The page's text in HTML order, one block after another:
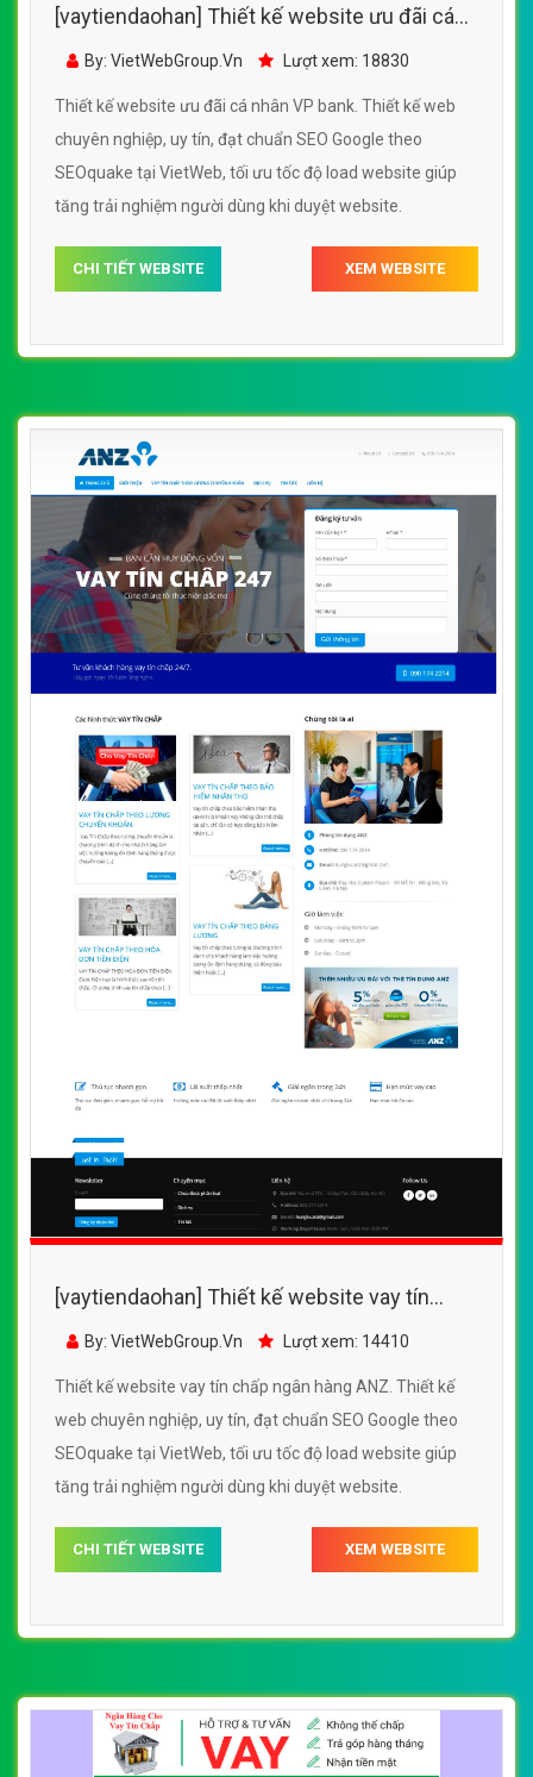
[vaytiendaohan] Thiết kế website ưu đãi cá
nhân VP bank đẹp, chuyên nghiệp chuẩn
By: VietWebGroup.Vn Lượt xem: 18830
Thiết kế website ưu đãi cá nhân VP bank. Thiết kế web
chuyên nghiệp, uy tín, đạt chuẩn SEO Google theo
SEOquake tại VietWeb, tối ưu tốc độ load website giúp
tăng trải nghiệm người dùng khi duyệt website.
CHI TIẾT WEBSITE XEM WEBSITE
[vaytiendaohan] Thiết kế website vay tín
chấp ngân hàng ANZ đẹp SEO nhanh hiệu
By: VietWebGroup.Vn Lượt xem: 14410
Thiết kế website vay tín chấp ngân hàng ANZ. Thiết kế
web chuyên nghiệp, uy tín, đạt chuẩn SEO Google theo
SEOquake tại VietWeb, tối ưu tốc độ load website giúp
tăng trải nghiệm người dùng khi duyệt website.
CHI TIẾT WEBSITE XEM WEBSITE